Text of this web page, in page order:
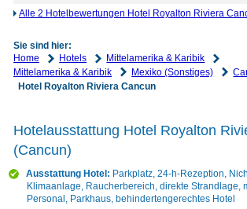
Alle 2 Hotelbewertungen Hotel Royalton Riviera
Sie sind hier:
Home
Hotels
Mittelamerika & Karibik
Mittelamerika & Karibik
Mexiko (Sonstiges)
Hotel Royalton Riviera Cancun
Hotelausstattung Hotel Royalton
(Cancun)
Ausstattung Hotel: Parkplatz, 24-h-Rezeption,
Klimaanlage, Raucherbereich, direkte Strandlage,
Personal, Parkhaus, behindertengerechtes Hotel